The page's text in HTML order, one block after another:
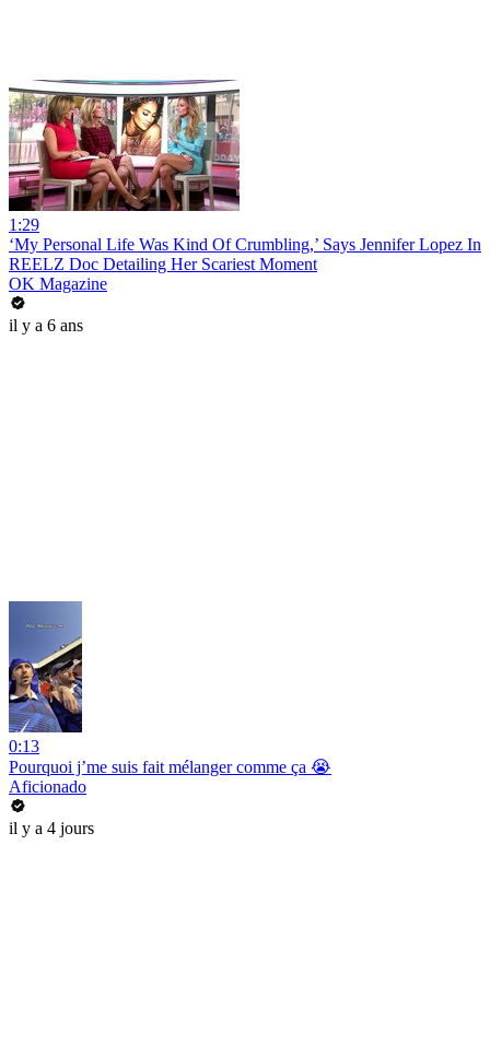
1:29
‘My Personal Life Was Kind Of Crumbling,’ Says Jennifer Lopez In
REELZ Doc Detailing Her Scariest Moment
OK Magazine
il y a 6 ans
0:13
Pourquoi j’me suis fait mélanger comme ça 😭
Aficionado
il y a 4 jours